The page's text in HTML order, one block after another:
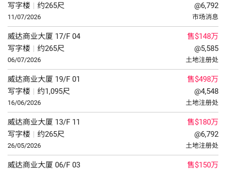
写字楼 | 约265尺
11/07/2026
@6,792
市场消息
威达商业大厦 17/F 04
写字楼 | 约265尺
06/07/2026
售$148万
@5,585
土地注册处
威达商业大厦 19/F 01
写字楼 | 约1,095尺
16/06/2026
售$498万
@4,548
土地注册处
威达商业大厦 13/F 11
写字楼 | 约265尺
26/05/2026
售$180万
@6,792
土地注册处
威达商业大厦 06/F 03
售$150万